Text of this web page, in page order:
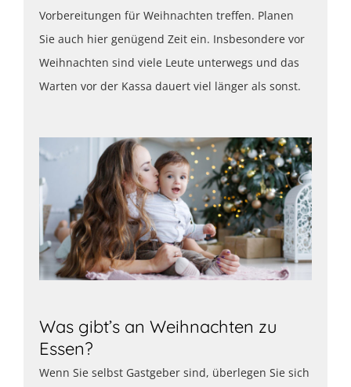
Vorbereitungen für Weihnachten treffen. Planen
Sie auch hier genügend Zeit ein. Insbesondere vor
Weihnachten sind viele Leute unterwegs und das
Warten vor der Kassa dauert viel länger als sonst.
Was gibt’s an Weihnachten zu
Essen?
Wenn Sie selbst Gastgeber sind, überlegen Sie sich